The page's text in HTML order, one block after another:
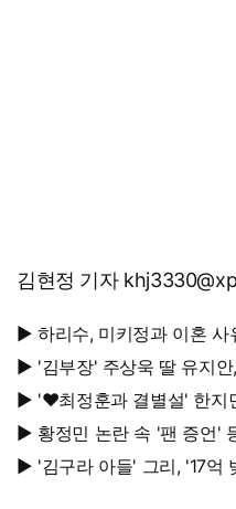
김현정 기자
▶ 하리수, 미키정과 이혼 사유 따로 있었다…"30억 때문 아
냐"
▶ '김부장' 주상욱 딸 유지안, 소지섭이 준 '금' 방치했다…"비
누인 줄"
▶ '♥최정훈과 결별설' 한
▶ 황정민 논란 속 '팬 증언' 등장…“임신 축하 전화·남편과 식
사도”
▶ '김구라 아들' 그리, '17억 빚' 친엄마 홀로 챙겼다…"나밖에